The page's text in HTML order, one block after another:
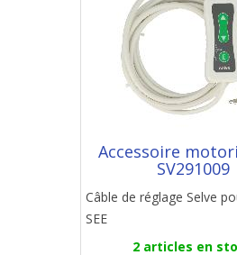
Accessoire
SV291009
Câble de réglage Selve
SEE
2 articles en